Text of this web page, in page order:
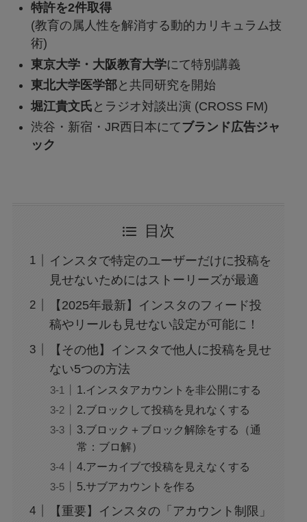
特許を2件取得
(教育の属人性を解消する動的カリキュラム技
術)
東京大学・大阪教育大学にて特別講義
東北大学医学部と共同研究を開始
堀江貴文氏 とラジオ対談出演 (CROSS FM)
渋谷・新宿・JR西日本にてブランド広告ジャ
ック
目次
インスタで特定のユーザーだけに投稿を
見せないためにはストーリーズが最適
【2025年最新】インスタのフィード投
稿やリールも見せない設定が可能に！
【その他】インスタで他人に投稿を見せ
ない5つの方法
1.インスタアカウントを非公開にする
2.ブロックして投稿を見れなくする
3.ブロック＋ブロック解除をする（通
常：ブロ解）
4.アーカイブで投稿を見えなくする
5.サブアカウントを作る
【重要】インスタの「アカウント制限」